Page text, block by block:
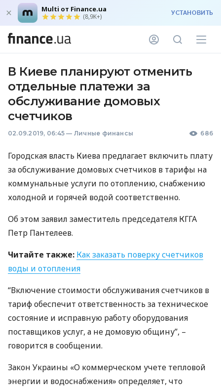
Multi от Finance.ua
(8,9K+) УСТАНОВИТЬ
В Киеве планируют отменить
отдельные платежи за
обслуживание домовых
счетчиков
02.09.2019, 06:45 — Личные финансы 686
Городская власть Киева предлагает включить плату
за обслуживание домовых счетчиков в тарифы на
коммунальные услуги по отоплению, снабжению
холодной и горячей водой соответственно.
Об этом заявил заместитель председателя КГГА
Петр Пантелеев.
Читайте также: Как заказать поверку счетчиков
воды и отопления
“Включение стоимости обслуживания счетчиков в
тариф обеспечит ответственность за техническое
состояние и исправную работу оборудования
поставщиков услуг, а не домовую общину”, –
говорится в сообщении.
Закон Украины «О коммерческом учете тепловой
энергии и водоснабжения» определяет, что